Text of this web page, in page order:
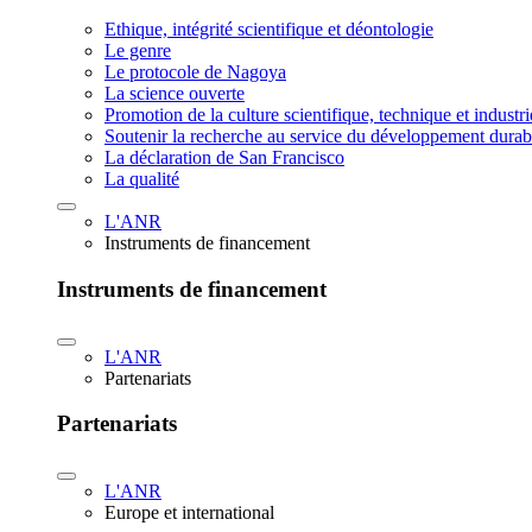
Ethique, intégrité scientifique et déontologie
Le genre
Le protocole de Nagoya
La science ouverte
Promotion de la culture scientifique, technique et
Soutenir la recherche au service du développement
La déclaration de San Francisco
La qualité
L'ANR
Instruments de financement
Instruments de financement
L'ANR
Partenariats
Partenariats
L'ANR
Europe et international